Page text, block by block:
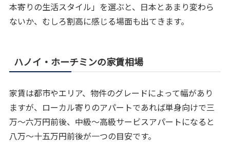
本寄りの生活スタイル」を選ぶと、日本とあまり変わら
ないか、むしろ割高に感じる場面も出てきます。
ハノイ・ホーチミンの家賃相場
家賃は都市やエリア、物件のグレードによって幅があり
ますが、ローカル寄りのアパートであれば単身向けで三
万〜六万円前後、中級〜高級サービスアパートになると
八万〜十五万円前後が一つの目安です。